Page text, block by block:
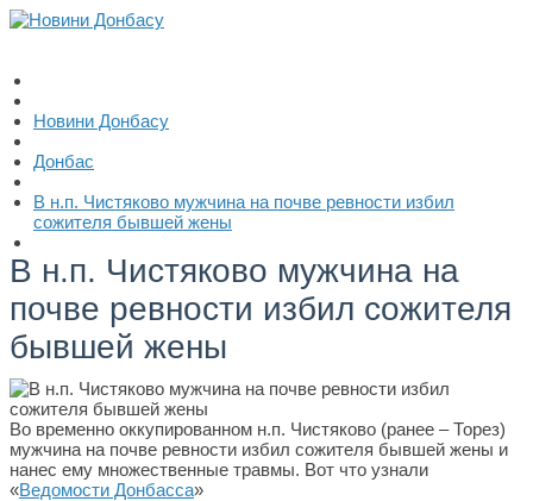
Новини Донбасу
Донбас
В н.п. Чистяково мужчина на почве ревности избил
сожителя бывшей жены
В н.п. Чистяково мужчина на
почве ревности избил сожителя
бывшей жены
Во временно оккупированном н.п. Чистяково (ранее – Торез)
мужчина на почве ревности избил сожителя бывшей жены и
нанес ему множественные травмы. Вот что узнали
«Ведомости Донбасса»